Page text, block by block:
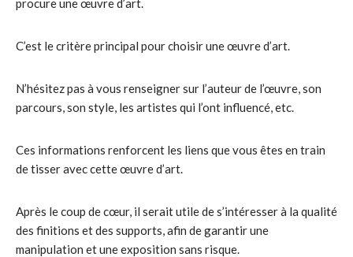
procure une œuvre d’art.
C’est le critère principal pour choisir une œuvre d’art.
N’hésitez pas à vous renseigner sur l’auteur de l’œuvre, son
parcours, son style, les artistes qui l’ont influencé, etc.
Ces informations renforcent les liens que vous êtes en train
de tisser avec cette œuvre d’art.
Après le coup de cœur, il serait utile de s’intéresser à la qualité
des finitions et des supports, afin de garantir une
manipulation et une exposition sans risque.